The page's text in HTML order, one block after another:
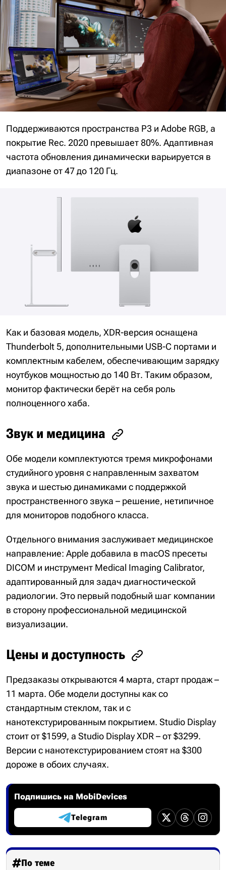
Поддерживаются пространства P3 и Adobe RGB, а
покрытие Rec. 2020 превышает 80%. Адаптивная
частота обновления динамически варьируется в
диапазоне от 47 до 120 Гц.
Как и базовая модель, XDR-версия оснащена
Thunderbolt 5, дополнительными USB-C портами и
комплектным кабелем, обеспечивающим зарядку
ноутбуков мощностью до 140 Вт. Таким образом,
монитор фактически берёт на себя роль
полноценного хаба.
Звук и медицина
Обе модели комплектуются тремя микрофонами
студийного уровня с направленным захватом
звука и шестью динамиками с поддержкой
пространственного звука – решение, нетипичное
для мониторов подобного класса.
Отдельного внимания заслуживает медицинское
направление: Apple добавила в macOS пресеты
DICOM и инструмент Medical Imaging Calibrator,
адаптированный для задач диагностической
радиологии. Это первый подобный шаг компании
в сторону профессиональной медицинской
визуализации.
Цены и доступность
Предзаказы открываются 4 марта, старт продаж –
11 марта. Обе модели доступны как со
стандартным стеклом, так и с
нанотекстурированным покрытием. Studio Display
стоит от $1599, а Studio Display XDR – от $3299.
Версии с нанотекстурированием стоят на $300
дороже в обоих случаях.
Подпишись на MobiDevices
Telegram
По теме